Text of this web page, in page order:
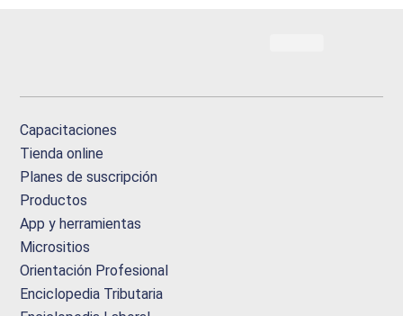
Capacitaciones
Tienda online
Planes de suscripción
Productos
App y herramientas
Micrositios
Orientación Profesional
Enciclopedia Tributaria